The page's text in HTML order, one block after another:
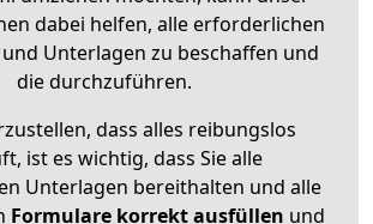
dabei helfen, alle erforderlichen
Unterlagen zu beschaffen und
die durchzuführen.
dass alles reibungslos
ist es wichtig, dass Sie alle
Unterlagen bereithalten und alle
Formulare korrekt ausfüllen und